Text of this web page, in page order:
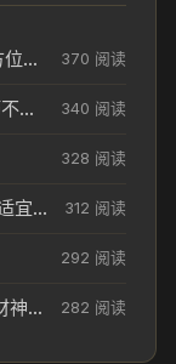
2026年04月11日老黄历财神方位_财神方位与供奉讲究 370 阅读
今天2026年04月18日领取结婚证老黄历不适合吗_领证日期参考 340 阅读
328 阅读
今日2026年04月11日入住新居老黄历不适宜吗_搬家择日参考 312 阅读
292 阅读
2026年04月12日今天财神在哪个吉位_财神方位参考 282 阅读